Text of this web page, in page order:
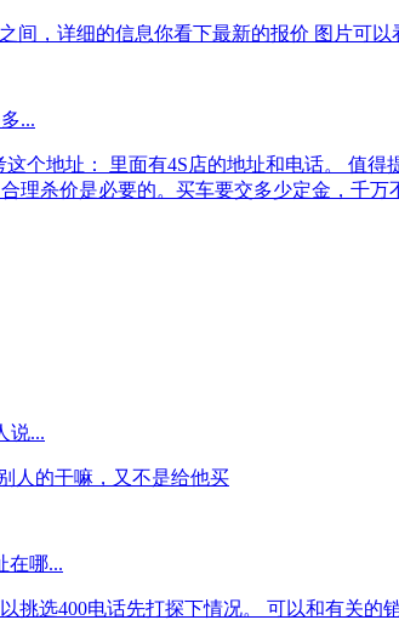
间，详细的信息你看下最新的报价 图片可以
...
个地址： 里面有4S店的地址和电话。 值
理杀价是必要的。买车要交多少定金，千
说...
人的干嘛，又不是给他买
在哪...
挑选400电话先打探下情况。 可以和有关